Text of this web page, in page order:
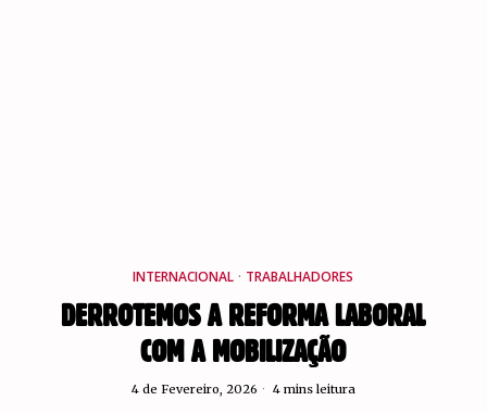
INTERNACIONAL · TRABALHADORES
DERROTEMOS A REFORMA LABORAL
COM A MOBILIZAÇÃO
4 de Fevereiro, 2026 4 mins leitura